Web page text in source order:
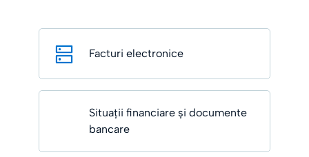
Facturi electronice
Situații financiare și documente
bancare